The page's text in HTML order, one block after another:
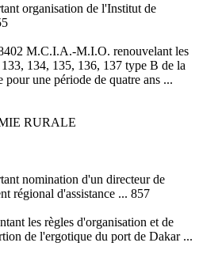
organisation de l'Institut de
M.C.I.A.-M.I.O. renouvelant les
134, 135, 136, 137 type B de la
une période de quatre ans ...
RURALE
nomination d'un directeur de
régional d'assistance ... 857
les règles d'organisation et de
de l'ergotique du port de Dakar ...